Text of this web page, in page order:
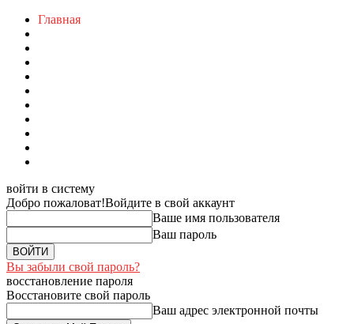
Главная
войти в систему
Добро пожаловат!Войдите в свой аккаунт
Ваше имя пользователя
Ваш пароль
Вы забыли свой пароль?
восстановление пароля
Восстановите свой пароль
Ваш адрес электронной почты